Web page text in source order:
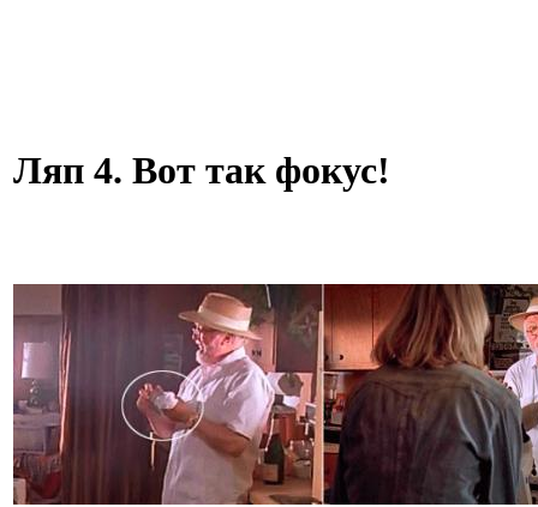
Ляп 4. Вот так фокус!